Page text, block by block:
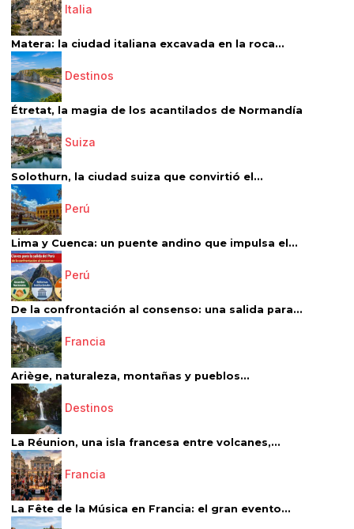
Italia
Matera: la ciudad italiana excavada en la roca...
Destinos
Étretat, la magia de los acantilados de Normandía
Suiza
Solothurn, la ciudad suiza que convirtió el...
Perú
Lima y Cuenca: un puente andino que impulsa el...
Perú
De la confrontación al consenso: una salida para...
Francia
Ariège, naturaleza, montañas y pueblos...
Destinos
La Réunion, una isla francesa entre volcanes,...
Francia
La Fête de la Música en Francia: el gran evento...